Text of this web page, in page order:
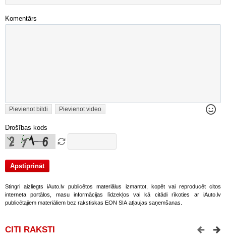
Komentārs
Pievienot bildi Pievienot video
Drošības kods
Stingri aizliegts iAuto.lv publicētos materiālus izmantot, kopēt vai reproducēt citos
interneta portālos, masu informācijas līdzekļos vai kā citādi rīkoties ar iAuto.lv
publicētajiem materiāliem bez rakstiskas EON SIA atļaujas saņemšanas.
CITI RAKSTI